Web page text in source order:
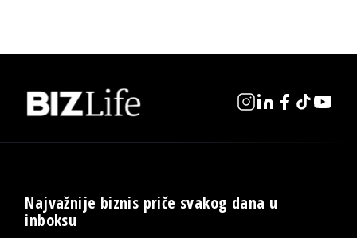
Najvažnije biznis priče svakog dana u
inboksu